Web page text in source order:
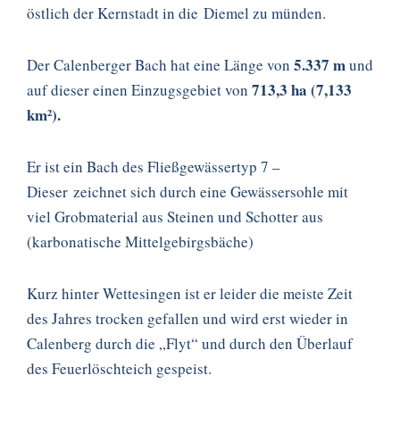
östlich der Kernstadt in die Diemel zu münden.
Der Calenberger Bach hat eine Länge von 5.337 mund
auf dieser einen Einzugsgebiet von 713,3 ha (7,133
km²).
Er ist ein Bach des Fließgewässertyp 7 –
Dieser zeichnet sich durch eine Gewässersohle mit
viel Grobmaterial aus Steinen und Schotter aus
(karbonatische Mittelgebirgsbäche)
Kurz hinter Wettesingen ist er leider die meiste Zeit
des Jahres trocken gefallen und wird erst wieder in
Calenberg durch die „Flyt“ und durch den Überlauf
des Feuerlöschteich gespeist.